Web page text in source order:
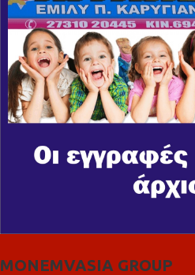
MONEMVASIA GROUP